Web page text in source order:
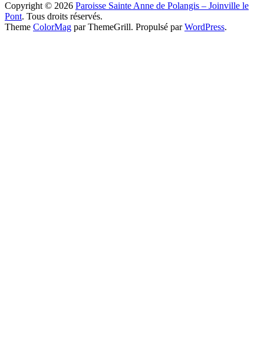
Copyright © 2026 Paroisse Sainte Anne de Polangis – Joinville le
Pont. Tous droits réservés.
Theme ColorMag par ThemeGrill. Propulsé parWordPress.